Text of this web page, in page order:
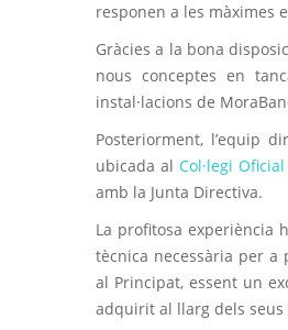
responen a les màximes
Gràcies a la bona
nous conceptes en
instal·lacions de
Posteriorment, l’equip
ubicada alCol·legi
amb la Junta Directiva.
La profitosa experiència
tècnica necessària per
al Principat, essent un
adquirit al llarg dels seus